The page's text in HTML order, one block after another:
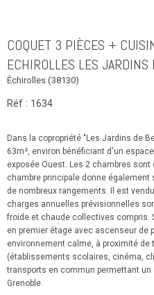
COQUET 3 PIÈCES +
ECHIROLLES LES JARDINS
Échirolles (38130)
Réf : 1634
Dans la copropriété "Les Jardins de
63m², environ bénéficiant d'un
exposée Ouest. Les 2 chambres
chambre principale donne
de nombreux rangements. Il est
charges annuelles prévisionnelles
froide et chaude collectives compris.
en premier étage avec ascenseur de
environnement calme, à proximité
(établissements scolaires, cinéma,
transports en commun permettant
Grenoble.